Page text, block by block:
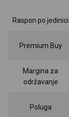
Raspon po jedinici
Premium Buy
Margina za
održavanje
Poluga